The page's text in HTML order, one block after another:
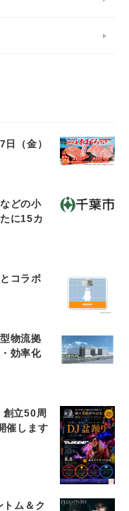
（金）
どの小
に15カ
コラボ
物流拠
効率化
立50周
催します
ム＆ク